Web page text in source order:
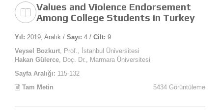
Values and Violence Endorsement
Among College Students in Turkey
Yıl: 2019, Aralık / Sayı: 4 / Cilt: 9
Veysel Bozkurt , Prof., İstanbul Üniversitesi
Hakan Gülerce , Doç. Dr., Marmara Üniversitesi
Sayfa Aralığı: 115-132
Tam Metin
5434 Görüntüleme